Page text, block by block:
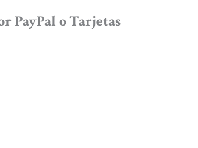
PayPal o Tarjetas